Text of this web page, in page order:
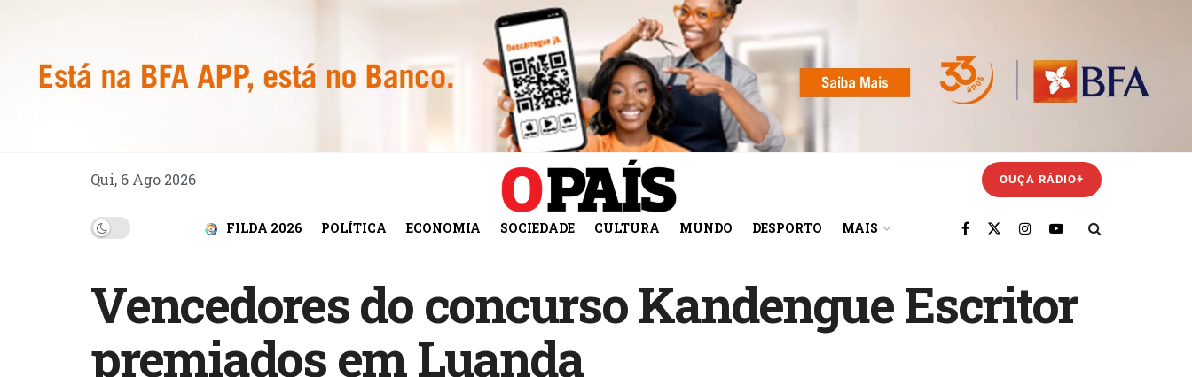
Qui, 6 Ago 2026 OUÇA RÁDIO+
FILDA 2026 POLÍTICA ECONOMIA SOCIEDADE CULTURA MUNDO DESPORTO MAIS
Vencedores do concurso Kandengue Escritor
premiados em Luanda